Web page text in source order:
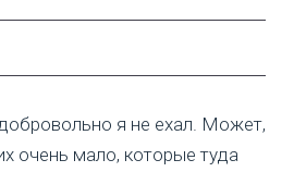
я не ехал. Может,
очень мало, которые туда